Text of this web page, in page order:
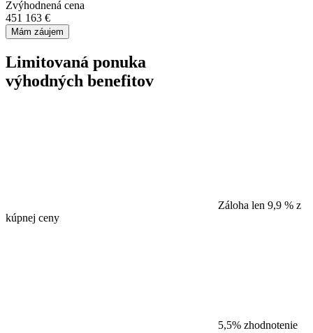
Zvýhodnená cena
451 163 €
Mám záujem
Limitovaná ponuka
výhodných benefitov
Záloha len 9,9 % z
kúpnej ceny
5,5% zhodnotenie